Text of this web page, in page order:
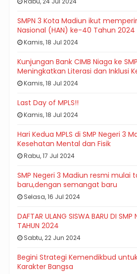
SMPN 3 Kota Madiun ikut
Nasional (HAN) ke-40 Tahun 2024
Kamis, 18 Jul 2024
Kunjungan Bank CIMB Niaga ke
Meningkatkan Literasi dan Inklusi
Kamis, 18 Jul 2024
Last Day of MPLS!!
Kamis, 18 Jul 2024
Hari Kedua MPLS di SMP Negeri 3
Kesehatan Mental dan Fisik
Rabu, 17 Jul 2024
SMP Negeri 3 Madiun resmi mulai
baru,dengan semangat baru
Selasa, 16 Jul 2024
DAFTAR ULANG SISWA BARU DI SMP
TAHUN 2024
Sabtu, 22 Jun 2024
Begini Strategi Kemendikbud
Karakter Bangsa